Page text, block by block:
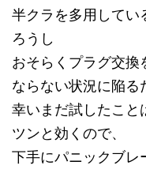
半クラを多用してい
ろうし
おそらくプラグ交換
ならない状況に陥る
幸いまだ試したこと
ツンと効くので、
下手にパニックブレ